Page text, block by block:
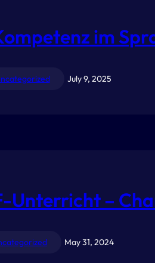
im
July 9, 2025
Unterricht –
May 31, 2024